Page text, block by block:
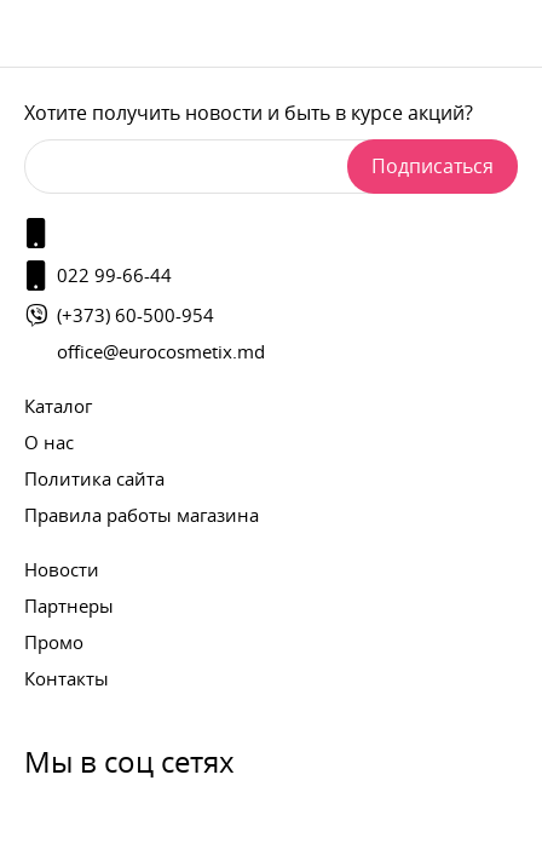
Хотите получить новости и быть в курсе акций?
Подписаться
022 99-66-44
(+373) 60-500-954
office@eurocosmetix.md
Каталог
О нас
Политика сайта
Правила работы магазина
Новости
Партнеры
Промо
Контакты
Мы в соц сетях